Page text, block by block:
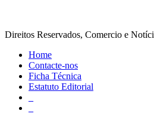
Direitos Reservados, Comercio e
Home
Contacte-nos
Ficha Técnica
Estatuto Editorial